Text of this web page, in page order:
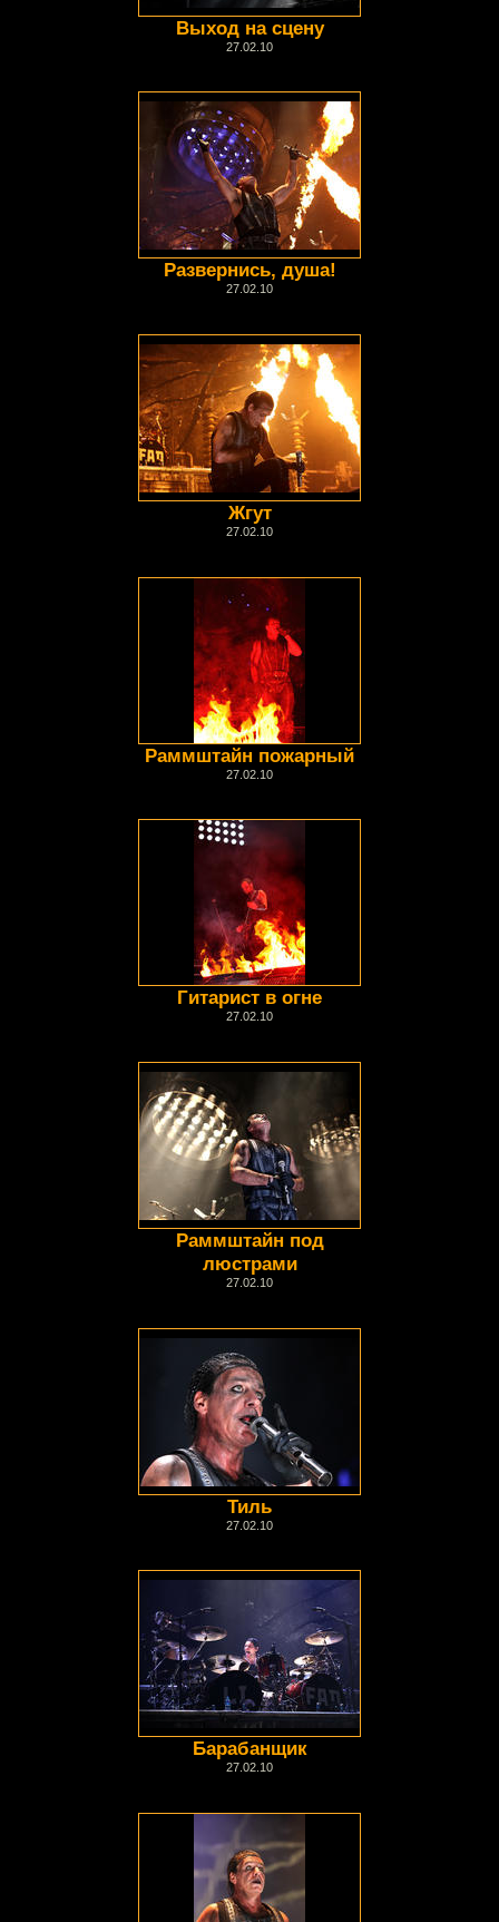
Выход на сцену
27.02.10
Развернись, душа!
27.02.10
Жгут
27.02.10
Раммштайн пожарный
27.02.10
Гитарист в огне
27.02.10
Раммштайн под
люстрами
27.02.10
Тиль
27.02.10
Барабанщик
27.02.10